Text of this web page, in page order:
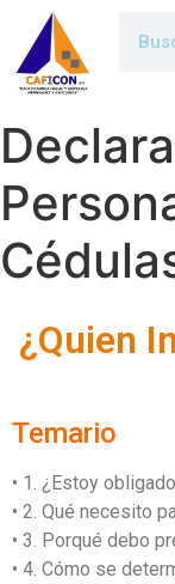
¿Quien
Temario
• 1. ¿Estoy
• 2. Qué necesito
• 3. Porqué debo
• 4. Cómo se